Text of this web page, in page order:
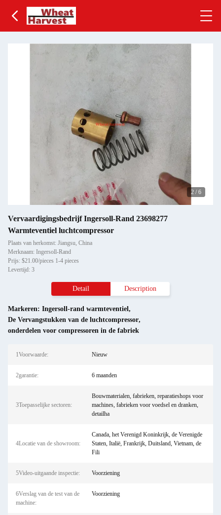
2 / 6
Vervaardigingsbedrijf Ingersoll-Rand 23698277
Warmteventiel luchtcompressor
Plaats van herkomst: Jiangsu, China
Merknaam: Ingersoll-Rand
Prijs: $21.00/pieces 1-4 pieces
Levertijd: 3
Detail Description
Markeren: Ingersoll-rand warmteventiel,
De Vervangstukken van de luchtcompressor,
onderdelen voor compressoren in de fabriek
1Voorwaarde: Nieuw
2garantie: 6 maanden
3Toepasselijke sectoren:
Bouwmaterialen, fabrieken, reparatieshops voor
machines, fabrieken voor voedsel en dranken,
detailha
4Locatie van de showroom:
Canada, het Verenigd Koninkrijk, de Verenigde
Staten, Italië, Frankrijk, Duitsland, Vietnam, de
Fili
5Video-uitgaande inspectie: Voorziening
6Verslag van de test van de
machine:
Voorziening